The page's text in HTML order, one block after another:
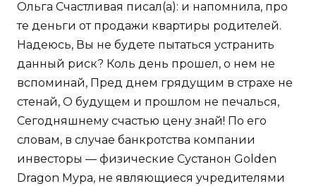
Ольга Счастливая писал(а): и напомнила, про
те деньги от продажи квартиры родителей.
Надеюсь, Вы не будете пытаться устранить
данный риск? Коль день прошел, о нем не
вспоминай, Пред днем грядущим в страхе не
стенай, О будущем и прошлом не печалься,
Сегодняшнему счастью цену знай! По его
словам, в случае банкротства компании
инвесторы — физические Сустанон Golden
Dragon Мура, не являющиеся учредителями